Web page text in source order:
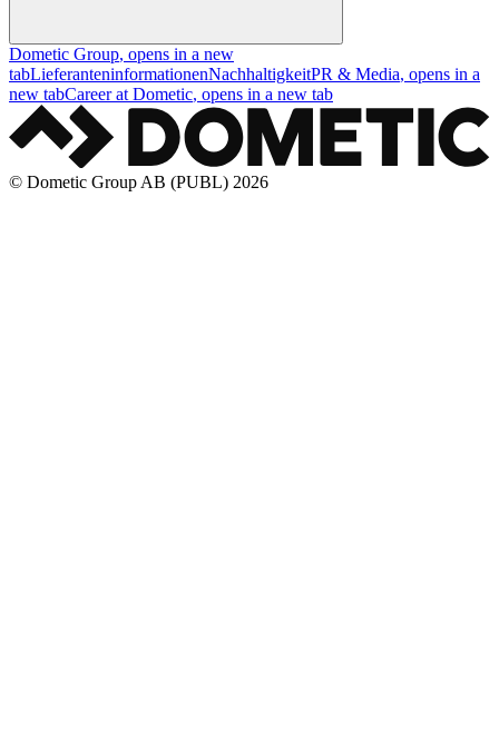
Dometic Group, opens in a new
tabLieferanteninformationenNachhaltigkeitPR & Media, opens in a
new tabCareer at Dometic, opens in a new tab
© Dometic Group AB (PUBL) 2026